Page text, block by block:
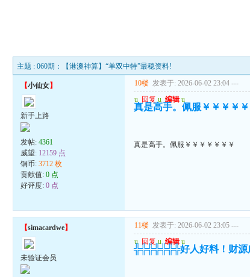
主题 : 060期：【港澳神算】“单双中特”最稳资料!
【小仙女】
新手上路
发帖:4361
威望: 12159 点
铜币:3712 枚
贡献值:0 点
好评度:0 点
10楼 发表于: 2026-06-02 23:04 ---
u 回复 u 编辑 u
真是高手。佩服￥￥￥￥
真是高手。佩服￥￥￥￥￥￥￥
【simacardwe】
未验证会员
11楼 发表于: 2026-06-02 23:05 ---
u 回复 u 编辑 u
╬╬╬╬╬╬╬好人好料！财源